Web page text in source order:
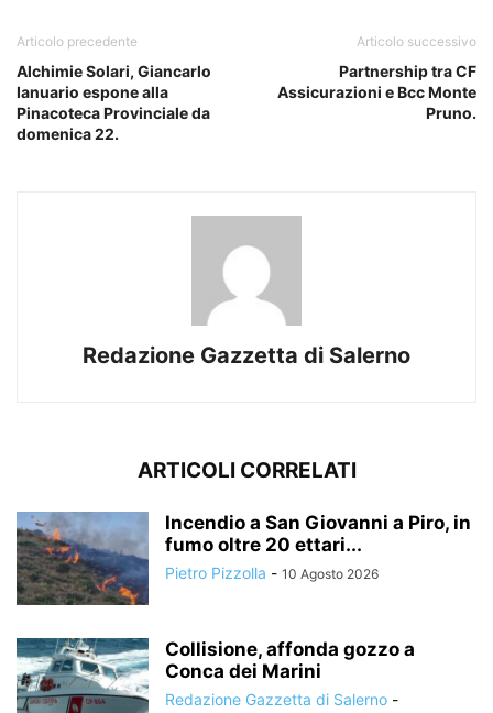
Articolo precedente
Alchimie Solari, Giancarlo
Ianuario espone alla
Pinacoteca Provinciale da
domenica 22.
Articolo successivo
Partnership tra CF
Assicurazioni e Bcc Monte
Pruno.
Redazione Gazzetta di Salerno
ARTICOLI CORRELATI
Incendio a San Giovanni a Piro, in
fumo oltre 20 ettari...
Pietro Pizzolla - 10 Agosto 2026
Collisione, affonda gozzo a
Conca dei Marini
Redazione Gazzetta di Salerno -